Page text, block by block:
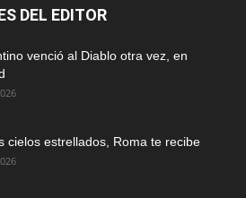
DEL EDITOR
venció al Diablo otra vez, en
cielos estrellados, Roma te recibe